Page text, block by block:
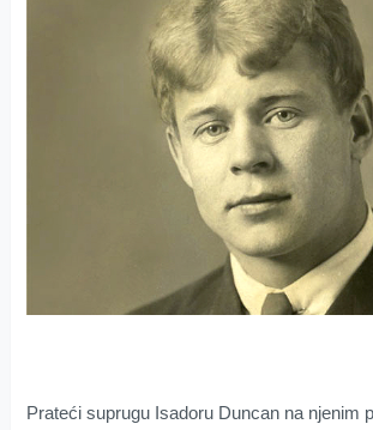
Prateći suprugu Isadoru Duncan na njenim